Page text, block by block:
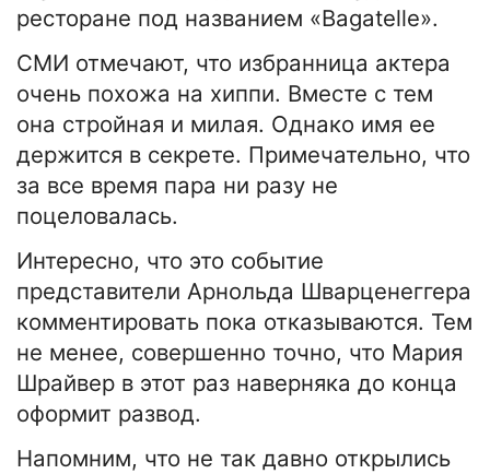
ресторане под названием «Bagatelle».
СМИ отмечают, что избранница актера
очень похожа на хиппи. Вместе с тем
она стройная и милая. Однако имя ее
держится в секрете. Примечательно, что
за все время пара ни разу не
поцеловалась.
Интересно, что это событие
представители Арнольда Шварценеггера
комментировать пока отказываются. Тем
не менее, совершенно точно, что Мария
Шрайвер в этот раз наверняка до конца
оформит развод.
Напомним, что не так давно открылись